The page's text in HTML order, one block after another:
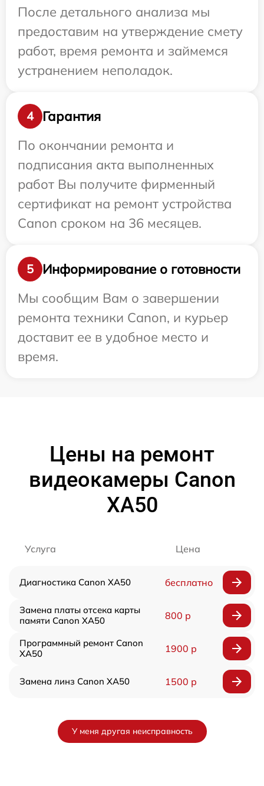
После детального анализа мы
предоставим на утверждение смету
работ, время ремонта и займемся
устранением неполадок.
4
Гарантия
По окончании ремонта и
подписания акта выполненных
работ Вы получите фирменный
сертификат на ремонт устройства
Canon сроком на 36 месяцев.
5
Информирование о готовности
Мы сообщим Вам о завершении
ремонта техники Canon, и курьер
доставит ее в удобное место и
время.
Цены на ремонт
видеокамеры Canon
XA50
Услуга Цена
Диагностика Canon XA50 бесплатно
Замена платы отсека карты
памяти Canon XA50
800 р
Программный ремонт Canon
XA50
1900 р
Замена линз Canon XA50 1500 р
У меня другая неисправность